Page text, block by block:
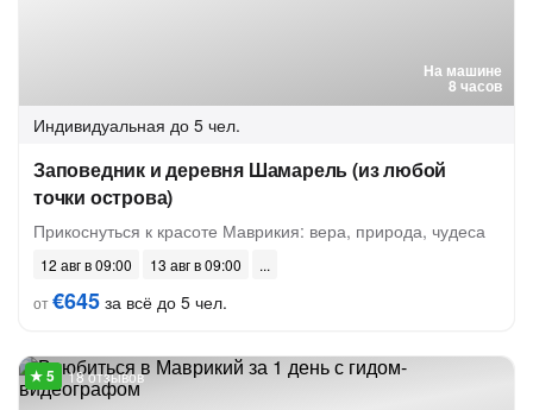
На машине
8 часов
Индивидуальная до 5 чел.
Заповедник и деревня Шамарель (из любой
точки острова)
Прикоснуться к красоте Маврикия: вера, природа, чудеса
12 авг в 09:00
13 авг в 09:00
от€645 за всё до 5 чел.
18 отзывов